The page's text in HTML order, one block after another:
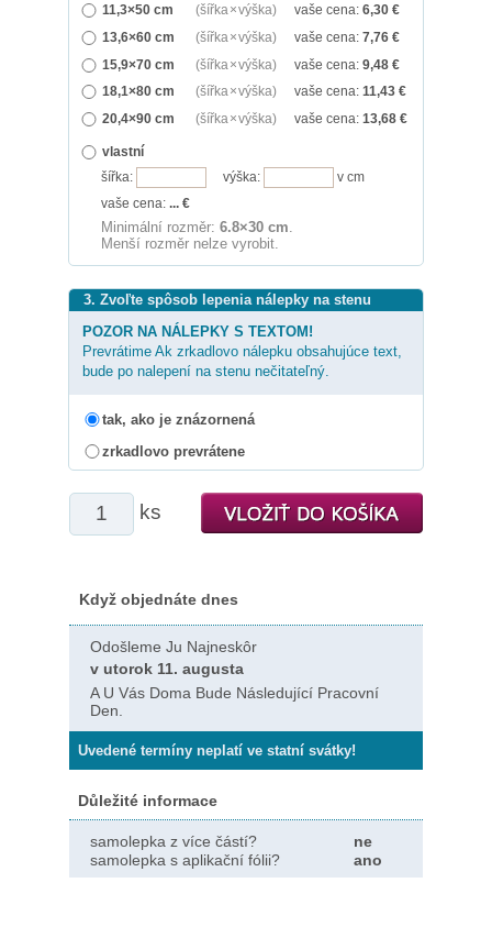
11,3×50 cm
(šířka × výška) vaše cena: 6,30 €
13,6×60 cm
(šířka × výška) vaše cena: 7,76 €
15,9×70 cm
(šířka × výška) vaše cena: 9,48 €
18,1×80 cm
(šířka × výška) vaše cena: 11,43 €
20,4×90 cm
(šířka × výška) vaše cena: 13,68 €
vlastní
šířka:
výška:
v cm
vaše cena: ... €
Minimální rozměr: 6.8×30 cm
Menší rozměr nelze vyrobit.
3. Zvoľte spôsob lepenia nálepky na stenu
POZOR NA NÁLEPKY S TEXTOM!
Prevrátime Ak zrkadlovo nálepku obsahujúce text,
bude po nalepení na stenu nečitateľný.
tak, ako je znázornená
zrkadlovo prevrátene
ks
Když objednáte dnes
Odošleme Ju Najneskôr
v utorok 11. augusta
A U Vás Doma Bude Následující Pracovní
Den.
Uvedené termíny neplatí ve statní svátky!
Důležité informace
samolepka z více částí?
ne
samolepka s aplikační fólii?
ano